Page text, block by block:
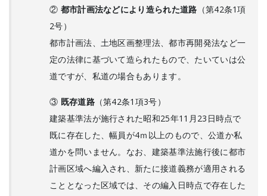
② 都市計画法などにより造られた道路 （第42条1項
2号）
都市計画法、土地区画整理法、都市再開発法など一
定の法律に基づいて造られたもので、たいていは公
道ですが、私道の場合もあります。
③ 既存道路（第42条1項3号）
建築基準法が施行された昭和25年11月23日時点で
既に存在した、幅員が4ｍ以上のもので、公道か私
道かを問いません。なお、建築基準法施行後に都市
計画区域へ編入され、新たに接道義務が適用される
こととなった区域では、その編入日時点で存在した